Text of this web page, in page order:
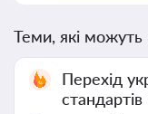
Теми, які можуть
Перехід